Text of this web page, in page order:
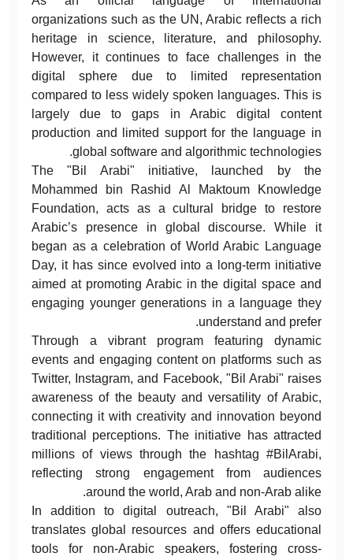
organizations such as the UN, Arabic reflects a rich
heritage in science, literature, and philosophy.
However, it continues to face challenges in the
digital sphere due to limited representation
compared to less widely spoken languages. This is
largely due to gaps in Arabic digital content
production and limited support for the language in
global software and algorithmic technologies.
The "Bil Arabi" initiative, launched by the
Mohammed bin Rashid Al Maktoum Knowledge
Foundation, acts as a cultural bridge to restore
Arabic’s presence in global discourse. While it
began as a celebration of World Arabic Language
Day, it has since evolved into a long-term initiative
aimed at promoting Arabic in the digital space and
engaging younger generations in a language they
understand and prefer.
Through a vibrant program featuring dynamic
events and engaging content on platforms such as
Twitter, Instagram, and Facebook, "Bil Arabi" raises
awareness of the beauty and versatility of Arabic,
connecting it with creativity and innovation beyond
traditional perceptions. The initiative has attracted
millions of views through the hashtag #BilArabi,
reflecting strong engagement from audiences
around the world, Arab and non-Arab alike.
In addition to digital outreach, "Bil Arabi" also
translates global resources and offers educational
tools for non-Arabic speakers, fostering cross-